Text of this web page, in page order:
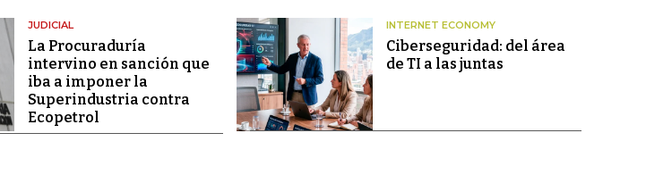
JUDICIAL
La Procuraduría
intervino en sanción que
iba a imponer la
Superindustria contra
Ecopetrol
INTERNET ECONOMY
Ciberseguridad: del área
de TI a las juntas